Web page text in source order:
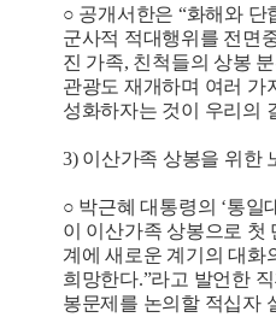
○ 공개서한은 “화해와 단
군사적 적대행위를 전면
진 가족, 친척들의 상봉
관광도 재개하며 여러 가
성화하자는 것이 우리의
3) 이산가족 상봉을 위한
○ 박근혜 대통령의 ‘통일
이 이산가족 상봉으로 첫
계에 새로운 계기의 대화
희망한다.”라고 발언한
봉문제를 논의할 적십자